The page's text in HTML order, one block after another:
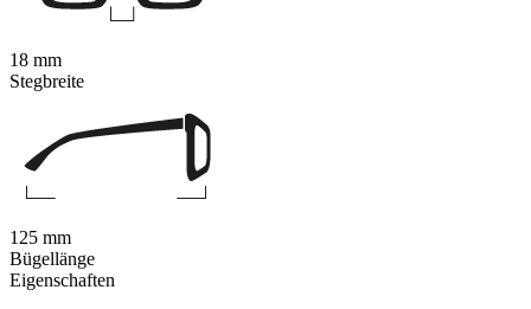
Eigenschaften
18 mm
Stegbreite
125 mm
Bügellänge